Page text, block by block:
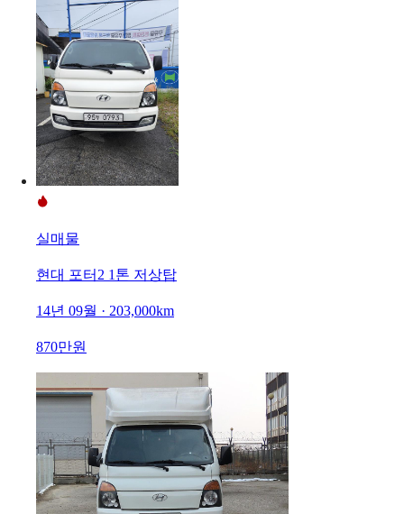
실매물
현대 포터2 1톤 저상탑
14년 09월 · 203,000km
870만원